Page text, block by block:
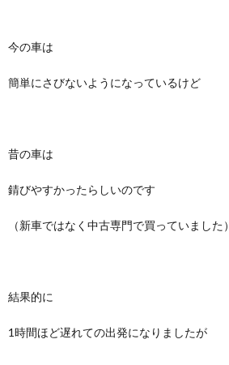
今の車は
簡単にさびないようになっているけど
昔の車は
錆びやすかったらしいのです
（新車ではなく中古専門で買っていました）
結果的に
1時間ほど遅れての出発になりましたが